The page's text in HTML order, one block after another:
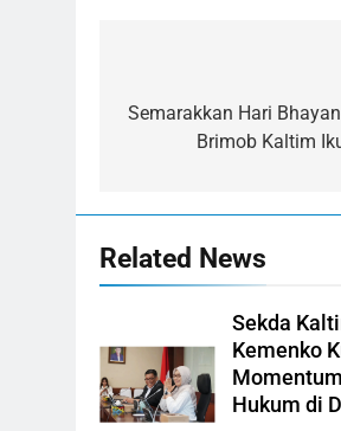
pos
Semarakkan Hari
Brimob Kaltim
Related News
Sekda
Kemenko
Hukum di